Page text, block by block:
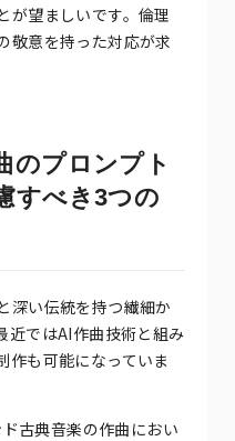
が望ましいです。倫理
敬意を持った対応が求
のプロンプト
すべき3つの
深い伝統を持つ繊細か
近ではAI作曲技術と組み
作も可能になっていま
古典音楽の作曲におい